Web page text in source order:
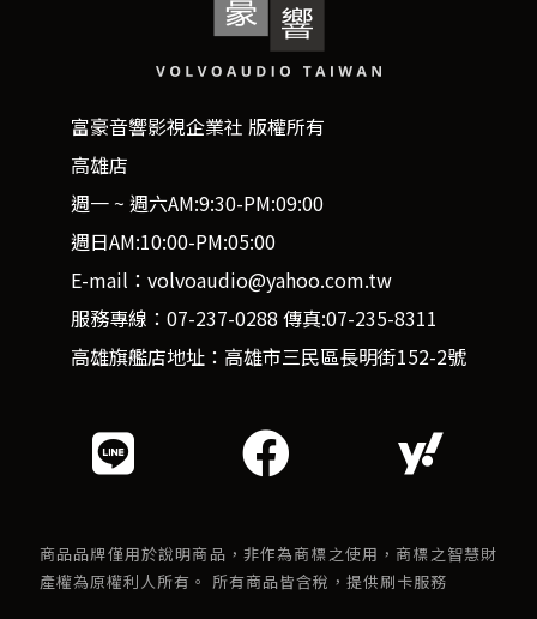
富豪音響影視企業社 版權所有
高雄店
週一 ~ 週六AM:9:30-PM:09:00
週日AM:10:00-PM:05:00
E-mail：volvoaudio@yahoo.com.tw
服務專線：07-237-0288 傳真:07-235-8311
高雄旗艦店地址：高雄市三民區長明街152-2號
商品品牌僅用於說明商品，非作為商標之使用，商標之智慧財
產權為原權利人所有。 所有商品皆含稅，提供刷卡服務